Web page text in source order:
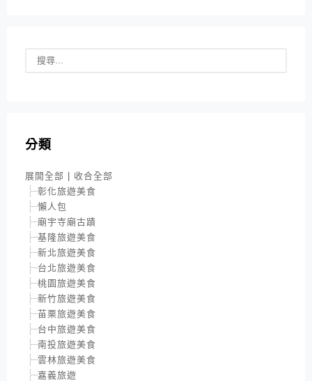
分類
展開全部 | 收合全部
彰化旅遊美食
懶人包
廟宇寺廟古蹟
基隆旅遊美食
新北旅遊美食
台北旅遊美食
桃園旅遊美食
新竹旅遊美食
苗栗旅遊美食
台中旅遊美食
南投旅遊美食
雲林旅遊美食
嘉義旅遊